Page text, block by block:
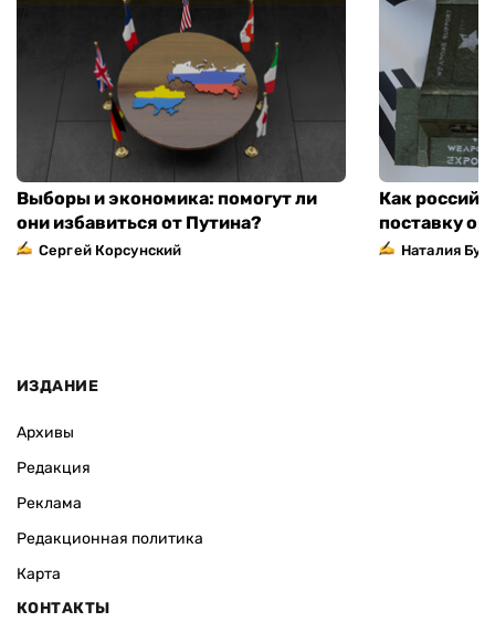
Выборы и экономика: помогут ли
они избавиться от Путина?
Сергей Корсунский
Как
поставку
Наталия
ИЗДАНИЕ
Архивы
Редакция
Реклама
Редакционная политика
Карта
КОНТАКТЫ